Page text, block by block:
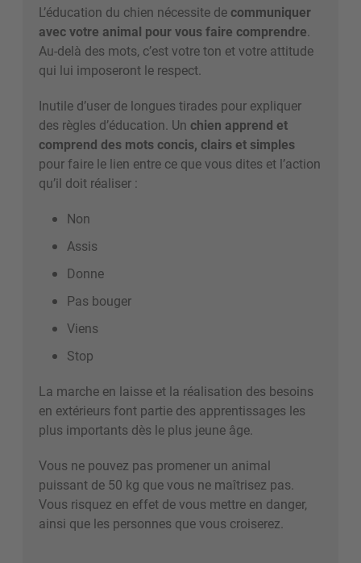
L’éducation du chien nécessite decommuniquer
avec votre animal pour vous faire comprendre.
Au-delà des mots, c’est votre ton et votre attitude
qui lui imposeront le respect.
Inutile d’user de longues tirades pour expliquer
des règles d’éducation. Un chien apprend et
comprend des mots concis, clairs et simples
pour faire le lien entre ce que vous dites et l’action
qu’il doit réaliser :
Non
Assis
Donne
Pas bouger
Viens
Stop
La marche en laisse et la réalisation des besoins
en extérieurs font partie des apprentissages les
plus importants dès le plus jeune âge.
Vous ne pouvez pas promener un animal
puissant de 50 kg que vous ne maîtrisez pas.
Vous risquez en effet de vous mettre en danger,
ainsi que les personnes que vous croiserez.